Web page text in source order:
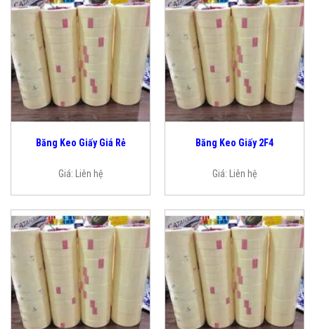
Băng Keo Giấy Giá Rẻ
Giá: Liên hệ
Băng Keo Giấy 2F4
Giá: Liên hệ